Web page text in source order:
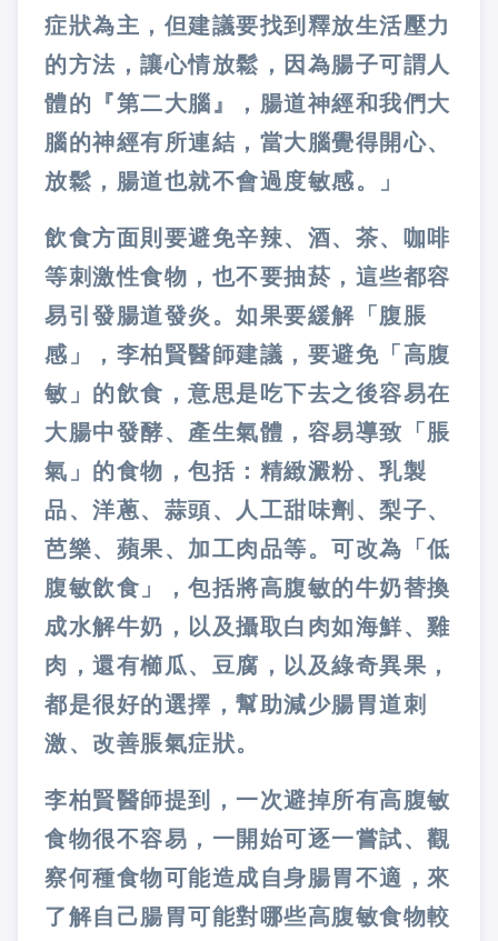
症狀為主，但建議要找到釋放生活壓力
的方法，讓心情放鬆，因為腸子可謂人
體的『第二大腦』，腸道神經和我們大
腦的神經有所連結，當大腦覺得開心、
放鬆，腸道也就不會過度敏感。」
飲食方面則要避免辛辣、酒、茶、咖啡
等刺激性食物，也不要抽菸，這些都容
易引發腸道發炎。如果要緩解「腹脹
感」，李柏賢醫師建議，要避免「高腹
敏」的飲食，意思是吃下去之後容易在
大腸中發酵、產生氣體，容易導致「脹
氣」的食物，包括：精緻澱粉、乳製
品、洋蔥、蒜頭、人工甜味劑、梨子、
芭樂、蘋果、加工肉品等。可改為「低
腹敏飲食」，包括將高腹敏的牛奶替換
成水解牛奶，以及攝取白肉如海鮮、雞
肉，還有櫛瓜、豆腐，以及綠奇異果，
都是很好的選擇，幫助減少腸胃道刺
激、改善脹氣症狀。
李柏賢醫師提到，一次避掉所有高腹敏
食物很不容易，一開始可逐一嘗試、觀
察何種食物可能造成自身腸胃不適，來
了解自己腸胃可能對哪些高腹敏食物較